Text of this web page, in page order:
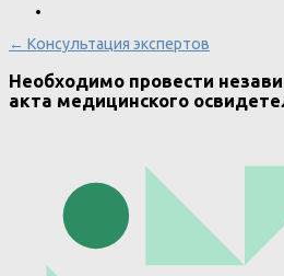
← Консультация экспертов
Необходимо провести
акта медицинского